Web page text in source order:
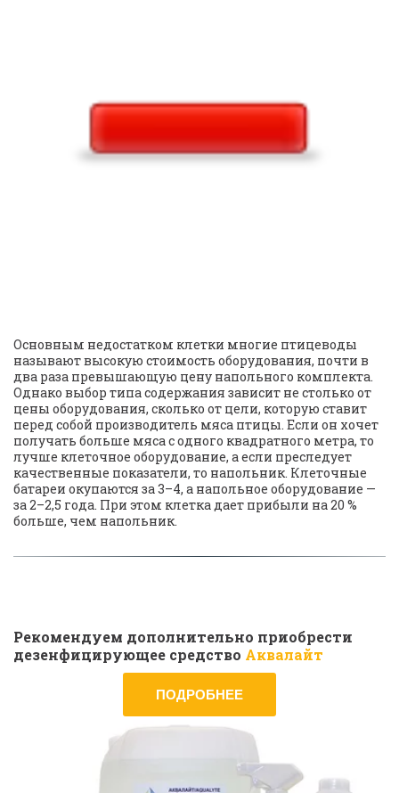
Основным недостатком клетки многие птицеводы
называют высокую стоимость оборудования, почти в
два раза превышающую цену напольного комплекта.
Однако выбор типа содержания зависит не столько от
цены оборудования, сколько от цели, которую ставит
перед собой производитель мяса птицы. Если он хочет
получать больше мяса с одного квадратного метра, то
лучше клеточное оборудование, а если преследует
качественные показатели, то напольник. Клеточные
батареи окупаются за 3–4, а напольное оборудование —
за 2–2,5 года. При этом клетка дает прибыли на 20 %
больше, чем напольник.
Рекомендуем дополнительно приобрести
дезенфицирующее средство Аквалайт
ПОДРОБНЕЕ